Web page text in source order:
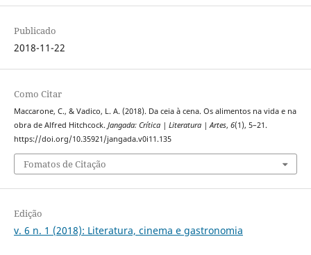
Publicado
2018-11-22
Como Citar
Maccarone, C., & Vadico, L. A. (2018). Da ceia à cena. Os alimentos na vida e na
obra de Alfred Hitchcock. Jangada: Crítica | Literatura | Artes, 6(1), 5–21.
https://doi.org/10.35921/jangada.v0i11.135
Fomatos de Citação
Edição
v. 6 n. 1 (2018): Literatura, cinema e gastronomia